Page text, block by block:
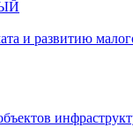
и развитию